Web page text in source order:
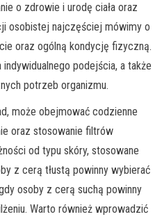
o zdrowie i urodę ciała oraz
osobistej najczęściej mówimy o
oraz ogólną kondycję fizyczną.
podejścia, a także
potrzeb organizmu.
może obejmować codzienne
oraz stosowanie filtrów
od typu skóry, stosowane
z cerą tłustą powinny wybierać
osoby z cerą suchą powinny
Warto również wprowadzić